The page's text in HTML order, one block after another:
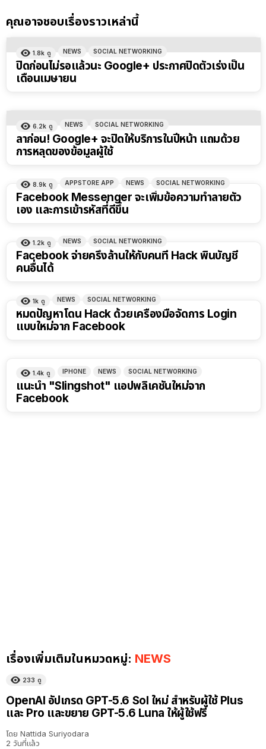
คุณอาจชอบเรื่องราวเหล่านี้
1.8k ดู NEWS SOCIAL NETWORKING
ปิดก่อนไม่รอแล้วนะ Google+ ประกาศปิดตัวเร่งเป็น
เดือนเมษายน
6.2k ดู NEWS SOCIAL NETWORKING
ลาก่อน! Google+ จะปิดให้บริการในปีหน้า แถมด้วย
การหลุดของข้อมูลผู้ใช้
8.9k ดู APPSTORE APP NEWS SOCIAL NETWORKING
Facebook Messenger จะเพิ่มข้อความทำลายตัว
เอง และการเข้ารหัสที่ดีขึ้น
1.2k ดู NEWS SOCIAL NETWORKING
Facebook จ่ายครึ่งล้านให้กับคนที่ Hack พินบัญชี
คนอื่นได้
1k ดู NEWS SOCIAL NETWORKING
หมดปัญหาโดน Hack ด้วยเครื่องมือจัดการ Login
แบบใหม่จาก Facebook
1.4k ดู IPHONE NEWS SOCIAL NETWORKING
แนะนำ "Slingshot" แอปพลิเคชันใหม่จาก
Facebook
เรื่องเพิ่มเติมในหมวดหมู่: NEWS
233 ดู
OpenAI อัปเกรด GPT-5.6 Sol ใหม่ สำหรับผู้ใช้ Plus
และ Pro และขยาย GPT-5.6 Luna ให้ผู้ใช้ฟรี
โดย Nattida Suriyodara
2 วันที่แล้ว